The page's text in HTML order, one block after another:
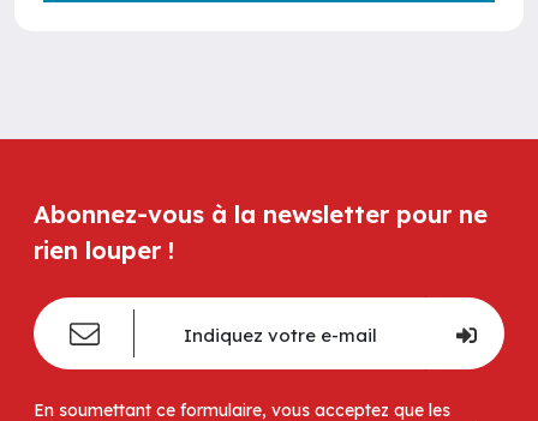
Abonnez-vous à la newsletter pour ne
rien louper !
En soumettant ce formulaire, vous acceptez que les